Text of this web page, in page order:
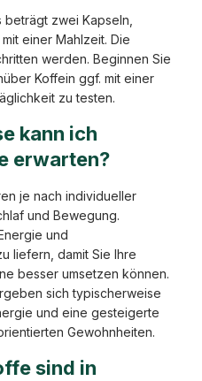
zwei Kapseln,
einer Mahlzeit. Die
werden. Beginnen Sie
Koffein ggf. mit einer
zu testen.
kann ich
erwarten?
je nach individueller
und Bewegung.
und
liefern, damit Sie Ihre
besser umsetzen können.
sich typischerweise
und eine gesteigerte
Gewohnheiten.
sind in